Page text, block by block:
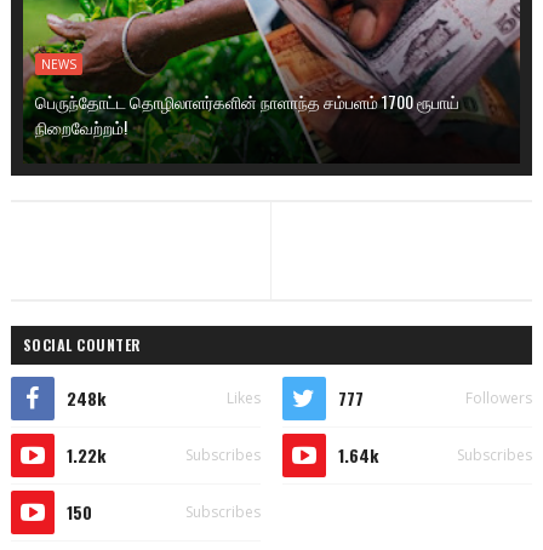
NEWS
பெருந்தோட்ட தொழிலாளர்களின் நாளாந்த சம்பளம் 1700 ரூபாய்
நிறைவேற்றம்!
SOCIAL COUNTER
248k Likes 777 Followers
1.22k Subscribes 1.64k Subscribes
150 Subscribes